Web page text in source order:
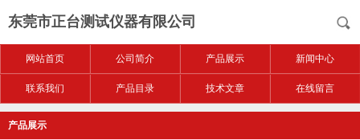
东莞市正台测试仪器有限公司
网站首页 公司简介 产品展示 新闻中心
联系我们 产品目录 技术文章 在线留言
产品展示